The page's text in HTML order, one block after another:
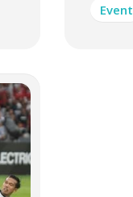
Event